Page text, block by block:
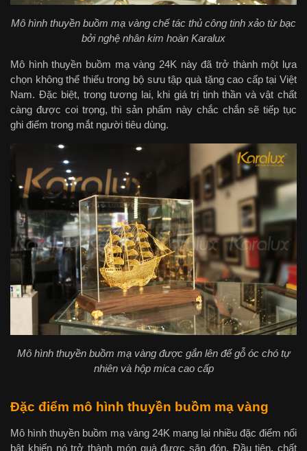
Mô hình thuyền buồm mạ vàng chế tác thủ công tinh xảo từ bạc
bởi nghệ nhân kim hoàn Karalux
Mô hình thuyền buồm mạ vàng 24K này đã trở thành một lựa
chọn không thể thiếu trong bộ sưu tập quà tặng cao cấp tại Việt
Nam. Đặc biệt, trong tương lai, khi giá trị tinh thần và vật chất
càng được coi trọng, thì sản phẩm này chắc chắn sẽ tiếp tục
ghi điểm trong mắt người tiêu dùng.
Mô hình thuyền buồm mạ vàng được gắn lên đế gỗ óc chó tự
nhiên và hộp mica cao cấp
Đặc điểm mô hình thuyền buồm mạ vàng
Mô hình thuyền buồm mạ vàng 24K mang lại nhiều đặc điểm nổi
bật khiến nó trở thành món quà được săn đón. Đầu tiên, chất